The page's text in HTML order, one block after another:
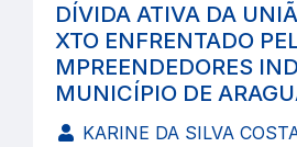
DÍVIDA ATIVA DA
XTO ENFRENTADO
MPREENDEDORES
MUNICÍPIO DE
KARINE DA SILVA